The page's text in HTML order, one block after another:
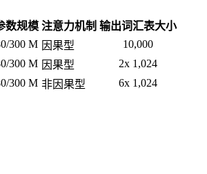
数规模 注意力机制 输出词汇表大小
300 M 因果型
10,000
300 M 因果型
2x 1,024
300 M 非因果型 6x 1,024